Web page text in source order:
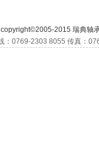
copyright©2005-2015 瑞典轴
：0769-2303 8055 传真：